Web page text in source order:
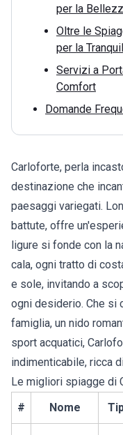
per la
Oltre le
per la
Servizi a
Comfort
Domande
Carloforte, perla
destinazione che
paesaggi variegati.
battute, offre
ligure si fonde con la
cala, ogni tratto di
e sole, invitando a
ogni desiderio. Che si
famiglia, un nido
sport acquatici,
indimenticabile, ricca
Le migliori spiagge di
#
Nome